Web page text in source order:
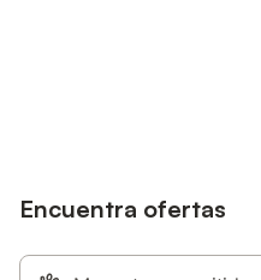
Encuentra ofertas